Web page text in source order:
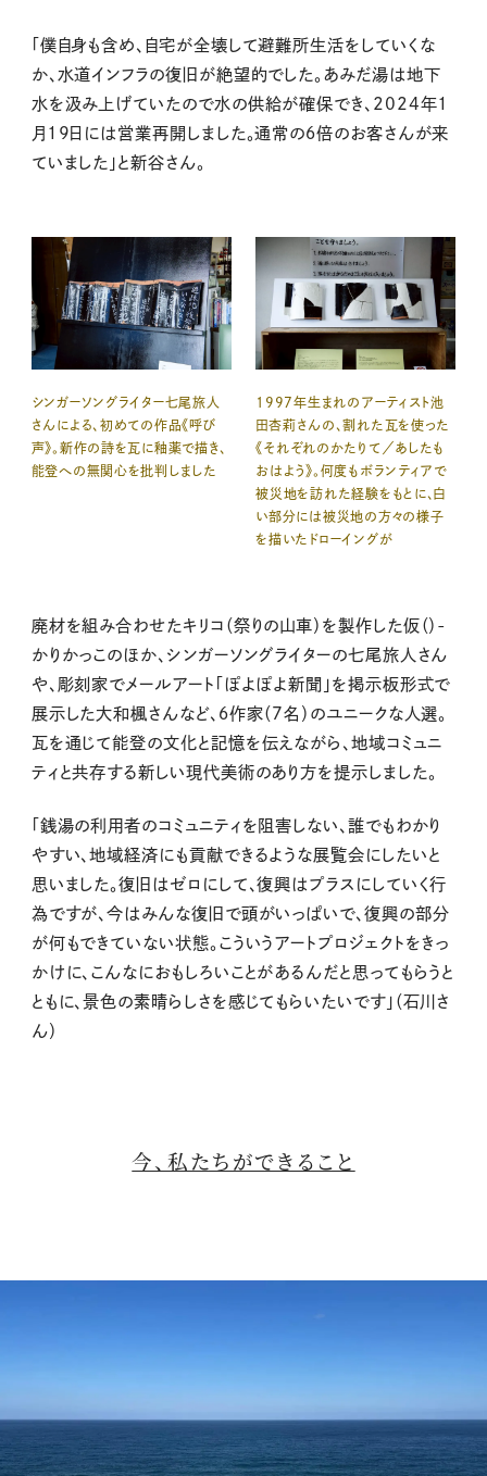
「僕自身も含め、自宅が全壊して避難所生活をしていくな
か、水道インフラの復旧が絶望的でした。あみだ湯は地下
水を汲み上げていたので水の供給が確保でき、2024年1
月19日には営業再開しました。通常の６倍のお客さんが来
ていました」と新谷さん。
シンガーソングライター七尾旅人
さんによる、初めての作品《呼び
声》。新作の詩を瓦に釉薬で描き、
能登への無関心を批判しました
1997年生まれのアーティスト池
田杏莉さんの、割れた瓦を使った
《 それぞれのかたりて／あしたも
おはよう》。何度もボランティアで
被災地を訪れた経験をもとに、白
い部分には被災地の方々の様子
を描いたドローイングが
廃材を組み合わせたキリコ（祭りの山車）を製作した仮（）-
かりかっこのほか、シンガーソングライターの七尾旅人さん
や、彫刻家でメールアート「ぽよぽよ新聞」を掲示板形式で
展示した大和楓さんなど、６作家（7名）のユニークな人選。
瓦を通じて能登の文化と記憶を伝えながら、地域コミュニ
ティと共存する新しい現代美術のあり方を提示しました。
「銭湯の利用者のコミュニティを阻害しない、誰でもわかり
やすい、地域経済にも貢献できるような展覧会にしたいと
思いました。復旧はゼロにして、復興はプラスにしていく行
為ですが、今はみんな復旧で頭がいっぱいで、復興の部分
が何もできていない状態。こういうアートプロジェクトをきっ
かけに、こんなにおもしろいことがあるんだと思ってもらうと
ともに、景色の素晴らしさを感じてもらいたいです」（石川さ
ん）
今、 私たちができること